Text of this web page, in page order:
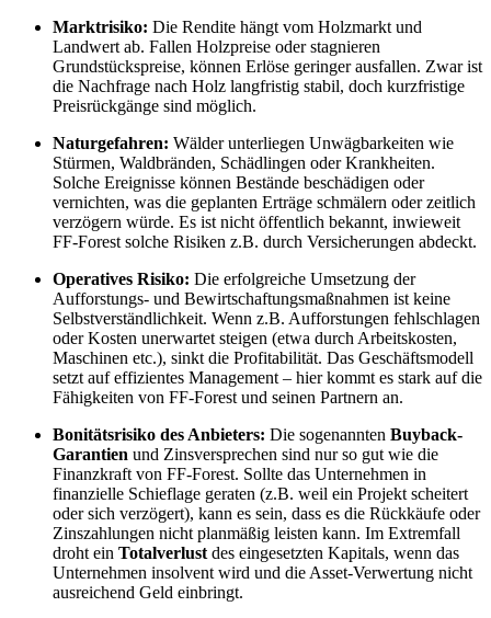
Marktrisiko: Die Rendite hängt vom Holzmarkt und
Landwert ab. Fallen Holzpreise oder stagnieren
Grundstückspreise, können Erlöse geringer ausfallen. Zwar ist
die Nachfrage nach Holz langfristig stabil, doch kurzfristige
Preisrückgänge sind möglich.
Naturgefahren: Wälder unterliegen Unwägbarkeiten wie
Stürmen, Waldbränden, Schädlingen oder Krankheiten.
Solche Ereignisse können Bestände beschädigen oder
vernichten, was die geplanten Erträge schmälern oder zeitlich
verzögern würde. Es ist nicht öffentlich bekannt, inwieweit
FF-Forest solche Risiken z.B. durch Versicherungen abdeckt.
Operatives Risiko: Die erfolgreiche Umsetzung der
Aufforstungs- und Bewirtschaftungsmaßnahmen ist keine
Selbstverständlichkeit. Wenn z.B. Aufforstungen fehlschlagen
oder Kosten unerwartet steigen (etwa durch Arbeitskosten,
Maschinen etc.), sinkt die Profitabilität. Das Geschäftsmodell
setzt auf effizientes Management – hier kommt es stark auf die
Fähigkeiten von FF-Forest und seinen Partnern an.
Bonitätsrisiko des Anbieters: Die sogenannten Buyback-
Garantien und Zinsversprechen sind nur so gut wie die
Finanzkraft von FF-Forest. Sollte das Unternehmen in
finanzielle Schieflage geraten (z.B. weil ein Projekt scheitert
oder sich verzögert), kann es sein, dass es die Rückkäufe oder
Zinszahlungen nicht planmäßig leisten kann. Im Extremfall
droht ein Totalverlust des eingesetzten Kapitals, wenn das
Unternehmen insolvent wird und die Asset-Verwertung nicht
ausreichend Geld einbringt.